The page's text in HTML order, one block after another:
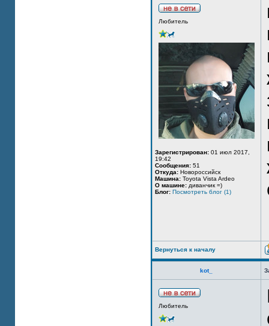
Любитель
Зарегистрирован: 01 июл 2017,
19:42
Сообщения: 51
Откуда: Новороссийск
Машина: Toyota Vista Ardeo
О машине: диванчик =)
Блог: Посмотреть блог (1)
Вернуться к началу
kot_
Любитель